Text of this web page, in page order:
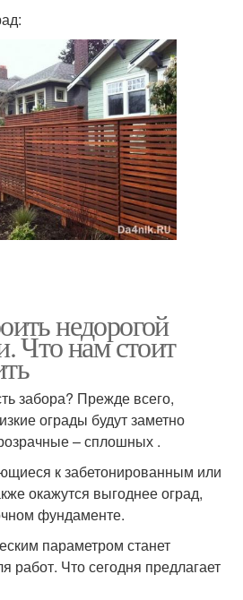
недорогой
Что нам стоит
забора? Прежде всего,
ограды будут заметно
– сплошных .
к забетонированным или
окажутся выгоднее оград,
фундаменте.
параметром станет
работ. Что сегодня предлагает